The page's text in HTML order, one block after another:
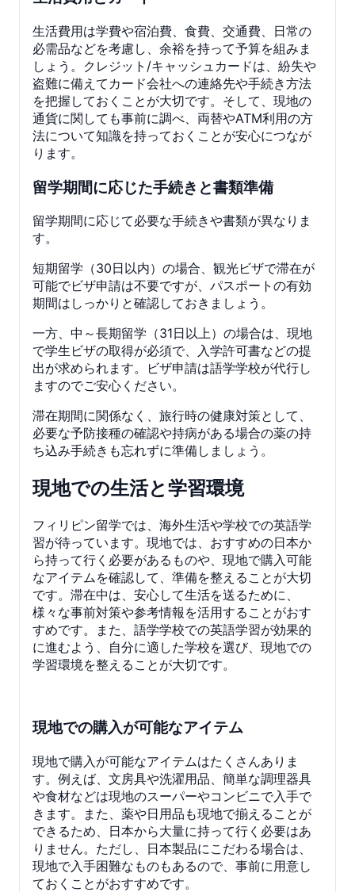
生活費用は学費や宿泊費、食費、交通費、日常の
必需品などを考慮し、余裕を持って予算を組みま
しょう。クレジット/キャッシュカードは、紛失や
盗難に備えてカード会社への連絡先や手続き方法
を把握しておくことが大切です。そして、現地の
通貨に関しても事前に調べ、両替やATM利用の方
法について知識を持っておくことが安心につなが
ります。
留学期間に応じた手続きと書類準備
留学期間に応じて必要な手続きや書類が異なりま
す。
短期留学（30日以内）の場合、観光ビザで滞在が
可能でビザ申請は不要ですが、パスポートの有効
期間はしっかりと確認しておきましょう。
一方、中～長期留学（31日以上）の場合は、現地
で学生ビザの取得が必須で、入学許可書などの提
出が求められます。ビザ申請は語学学校が代行し
ますのでご安心ください。
滞在期間に関係なく、旅行時の健康対策として、
必要な予防接種の確認や持病がある場合の薬の持
ち込み手続きも忘れずに準備しましょう。
現地での生活と学習環境
フィリピン留学では、海外生活や学校での英語学
習が待っています。現地では、おすすめの日本か
ら持って行く必要があるものや、現地で購入可能
なアイテムを確認して、準備を整えることが大切
です。滞在中は、安心して生活を送るために、
様々な事前対策や参考情報を活用することがおす
すめです。また、語学学校での英語学習が効果的
に進むよう、自分に適した学校を選び、現地での
学習環境を整えることが大切です。
現地での購入が可能なアイテム
現地で購入が可能なアイテムはたくさんありま
す。例えば、文房具や洗濯用品、簡単な調理器具
や食材などは現地のスーパーやコンビニで入手で
きます。また、薬や日用品も現地で揃えることが
できるため、日本から大量に持って行く必要はあ
りません。ただし、日本製品にこだわる場合は、
現地で入手困難なものもあるので、事前に用意し
ておくことがおすすめです。